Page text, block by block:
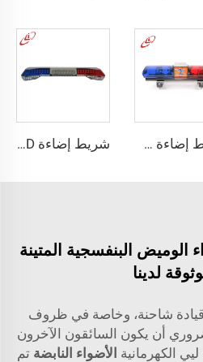
شريط إضاءة صغير دائري من الهالوجين مع مغناطيس شريط إضاءة SUPER-LED ذي سطوع عالٍ
البنفسجية المتينة
لدينا
شاحنة، وخاصة في ظروف
أن يكون السائقون الآخرون
الكهرمانية الأضواء النابضة تم